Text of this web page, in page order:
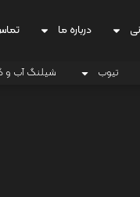
درباره ما
تیوب شیلنگ آب و